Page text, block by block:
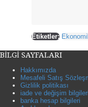
Etiketler:
BİLGİ SAYFALARI
Hakkımızda
Mesafeli Satış
Gizlilik politikası
iade ve değişim bilgileri
banka hesap bilgileri